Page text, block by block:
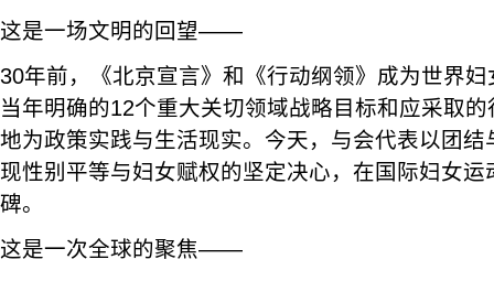
这是一场文明的回望——
30年前，《北京宣言》和《行动纲领》成为世界
当年明确的12个重大关切领域战略目标和应采取
地为政策实践与生活现实。今天，与会代表以团
现性别平等与妇女赋权的坚定决心，在国际妇女
碑。
这是一次全球的聚焦——